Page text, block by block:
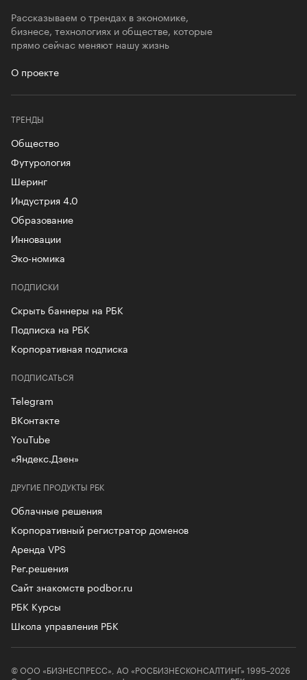
Рассказываем о трендах в экономике,
бизнесе, технологиях и обществе, которые
прямо сейчас меняют нашу жизнь
О проекте
ТРЕНДЫ
Общество
Футурология
Шеринг
Индустрия 4.0
Образование
Инновации
Эко-номика
ПОДПИСКИ
Скрыть баннеры на РБК
Подписка на РБК
Корпоративная подписка
ДРУГИЕ ПРОДУКТЫ РБК
Облачные решения
Корпоративный регистратор доменов
Аренда VPS
Рег.решения
Сайт знакомств podbor.ru
РБК Курсы
Школа управления РБК
ПОДПИСАТЬСЯ
Telegram
ВКонтакте
YouTube
«Яндекс.Дзен»
© ООО «БИЗНЕСПРЕСС», АО «РОСБИЗНЕСКОНСАЛТИНГ» 1995–2026